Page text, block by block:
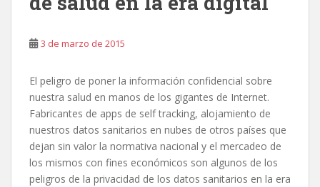
3 de marzo de 2015
El peligro de poner la información confidencial sobre
nuestra salud en manos de los gigantes de Internet.
Fabricantes de apps de self tracking, alojamiento de
nuestros datos sanitarios en nubes de otros países que
dejan sin valor la normativa nacional y el mercadeo de
los mismos con fines económicos son algunos de los
peligros de la privacidad de los datos sanitarios en la era